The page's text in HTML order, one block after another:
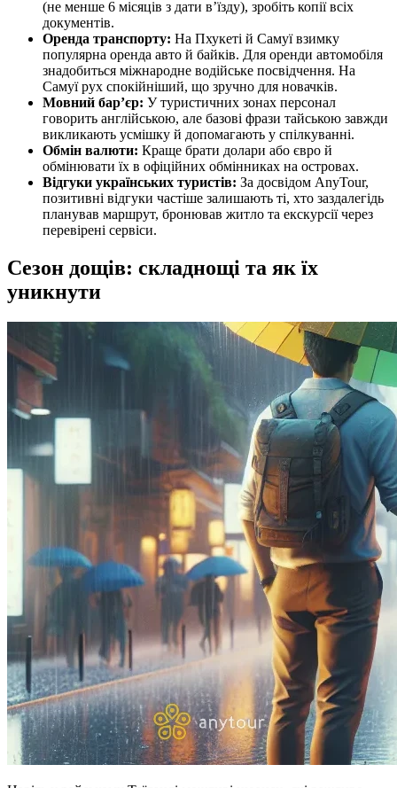
(не менше 6 місяців з дати в’їзду), зробіть копії всіх
документів.
Оренда транспорту: На Пхукеті й Самуї взимку
популярна оренда авто й байків. Для оренди автомобіля
знадобиться міжнародне водійське посвідчення. На
Самуї рух спокійніший, що зручно для новачків.
Мовний бар’єр: У туристичних зонах персонал
говорить англійською, але базові фрази тайською завжди
викликають усмішку й допомагають у спілкуванні.
Обмін валюти: Краще брати долари або євро й
обмінювати їх в офіційних обмінниках на островах.
Відгуки українських туристів: За досвідом AnyTour,
позитивні відгуки частіше залишають ті, хто заздалегідь
планував маршрут, бронював житло та екскурсії через
перевірені сервіси.
Сезон дощів: складнощі та як їх
уникнути